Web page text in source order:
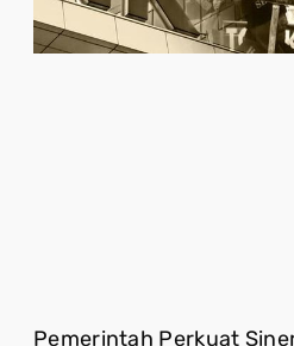
Pemerintah Perkuat